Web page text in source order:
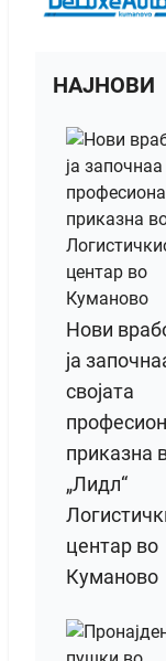
НАЈНОВИ
Нови
ја
својата
приказна
„Лидл“
центар во
Куманово